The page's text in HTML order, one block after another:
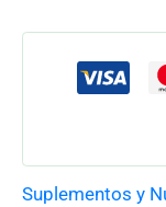
Suplementos y